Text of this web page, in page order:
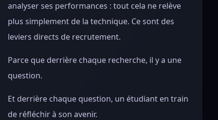
analyser ses performances : tout cela ne relève
plus simplement de la technique. Ce sont des
leviers directs de recrutement.
Parce que derrière chaque recherche, il y a une
question.
Et derrière chaque question, un étudiant en train
de réfléchir à son avenir.